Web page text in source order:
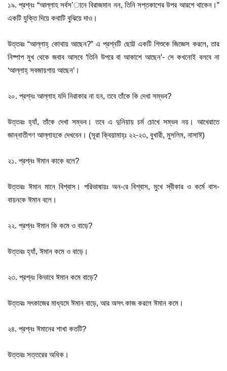
১৯. প্রশ্নঃ “আল্লাহ সর্বস’ানে বিরাজমান নন, তিনি সপ্তকাশের উপর আরশে থাকেন।”
একটি যুক্তি দিয়ে কথাটি বুঝিয়ে দাও।
উত্তরঃ “আল্লাহ্‌ কোথায় আছেন?” এ প্রশ্নটি ছোট্ট একটি শিশুকে জিজ্ঞেস করলে, তার
নিষ্পাপ মুখ থেকে জবাব আসবে ‘তিনি উপরে বা আকাশে আছেন’- সে কখনোই বলবে না
‘আল্লাহ্‌ সবজায়গায় আছেন’।
২০. প্রশ্নঃ আল্লাহ যদি নিরাকার না হন, তবে তাঁকে কি দেখা সম্ভব?
উত্তরঃ হ্যাঁ, তাঁকে দেখা সম্ভব। তবে এ দুনিয়ায় চর্ম চোখে সম্ভব নয়। আখেরাতে
জান্নাতীগণ আল্লাহকে দেখবেন। (সূরা ক্বিয়ামাহ্‌ঃ ২২-২৩, বুখারী, মুসলিম, নাসাঈ)
২১. প্রশ্নঃ ঈমান কাকে বলে?
উত্তরঃ ঈমান মানে বিশ্বাস। পরিভাষায়ঃ অন-রে বিশ্বাস, মুখে স্বীকার ও কর্মে বাস-
বায়নকে ঈমান বলে।
২২. প্রশ্নঃ ঈমান কি কমে ও বাড়ে?
উত্তরঃ হ্যাঁ, ঈমান কমে ও বাড়ে।
২৩. প্রশ্নঃ কিভাবে ঈমান কমে বাড়ে?
উত্তরঃ সৎকাজের মাধ্যমে ঈমান বাড়ে, আর অসৎ কাজ করলে ঈমান কমে।
২৪. প্রশ্নঃ ঈমানের শাখা কতটি?
উত্তরঃ সত্তরের অধিক।